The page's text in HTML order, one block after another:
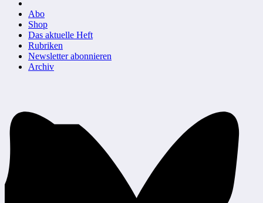
Abo
Shop
Das aktuelle Heft
Rubriken
Newsletter abonnieren
Archiv